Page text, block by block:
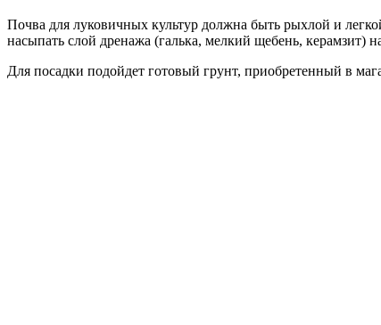
Почва для луковичных культур должна быть рыхлой и
насыпать слой дренажа (галька, мелкий щебень, керамзит)
Для посадки подойдет готовый грунт, приобретенный в